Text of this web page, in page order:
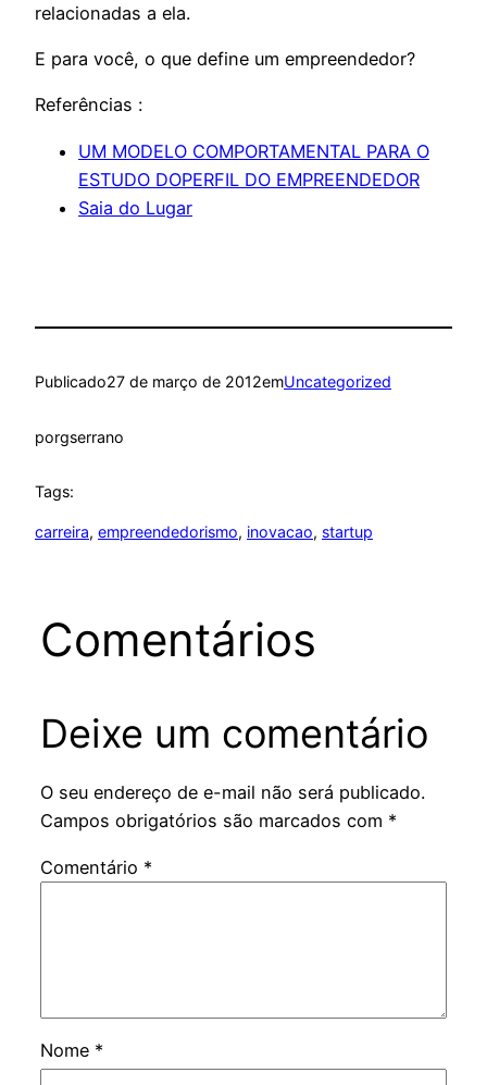
relacionadas a ela.
E para você, o que define um empreendedor?
Referências :
UM MODELO COMPORTAMENTAL PARA O
ESTUDO DOPERFIL DO EMPREENDEDOR
Saia do Lugar
Publicado27 de março de 2012emUncategorized
porgserrano
Tags:
carreira, empreendedorismo, inovacao, startup
Comentários
Deixe um comentário
O seu endereço de e-mail não será publicado.
Campos obrigatórios são marcados com *
Comentário *
Nome *